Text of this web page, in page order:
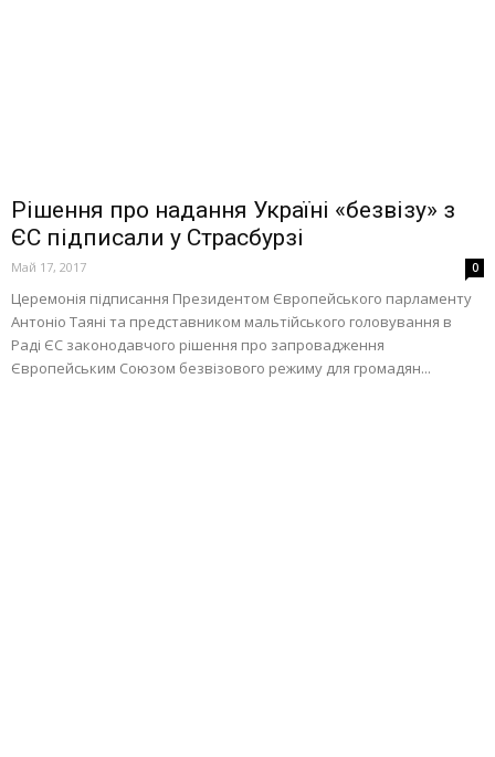
Рішення про надання Україні «безвізу» з
ЄС підписали у Страсбурзі
Май 17, 2017 0
Церемонія підписання Президентом Європейського парламенту
Антоніо Таяні та представником мальтійського головування в
Раді ЄС законодавчого рішення про запровадження
Європейським Союзом безвізового режиму для громадян...